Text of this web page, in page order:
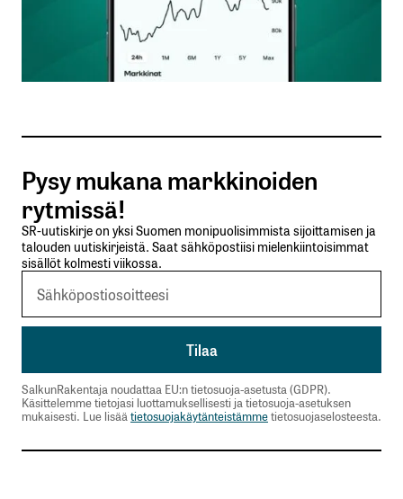
Nimesi tai nimimerkkisi
Sähköpostiosoitteesi
Tilaa SalkunRakentajan uutiskirje
Lähetä kommentti
Pysy mukana markkinoiden
rytmissä!
SR-uutiskirje on yksi Suomen monipuolisimmista sijoittamisen ja
talouden uutiskirjeistä. Saat sähköpostiisi mielenkiintoisimmat
sisällöt kolmesti viikossa.
SalkunRakentaja noudattaa EU:n tietosuoja-asetusta (GDPR).
Käsittelemme tietojasi luottamuksellisesti ja tietosuoja-asetuksen
mukaisesti. Lue lisää tietosuojakäytänteistämmetietosuojaselosteesta.